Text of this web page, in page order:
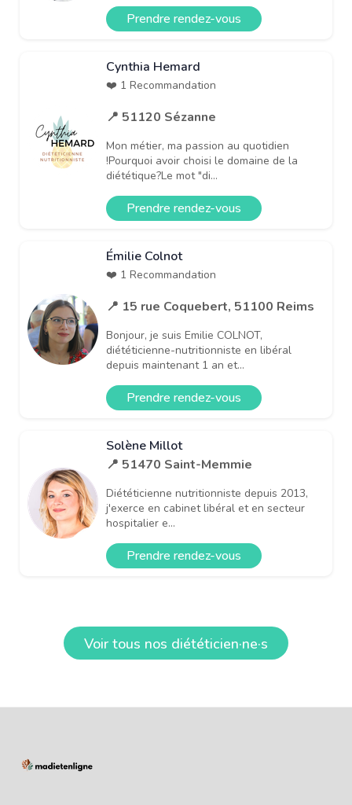
Prendre rendez-vous
Cynthia Hemard
❤️ 1 Recommandation
📍 51120 Sézanne
Mon métier, ma passion au quotidien
!Pourquoi avoir choisi le domaine de la
diététique?Le mot "di...
Prendre rendez-vous
Émilie Colnot
❤️ 1 Recommandation
📍 15 rue Coquebert, 51100 Reims
Bonjour, je suis Emilie COLNOT,
diététicienne-nutritionniste en libéral
depuis maintenant 1 an et...
Prendre rendez-vous
Solène Millot
📍 51470 Saint-Memmie
Diététicienne nutritionniste depuis 2013,
j'exerce en cabinet libéral et en secteur
hospitalier e...
Prendre rendez-vous
Voir tous nos diététicien·ne·s